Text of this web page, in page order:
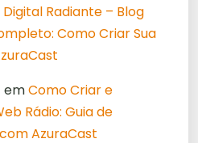
Radiante – Blog
Como Criar Sua
emComo Criar e
Rádio: Guia de
AzuraCast